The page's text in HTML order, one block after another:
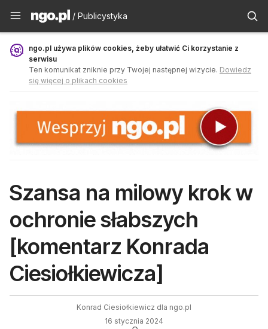
Publicystyka - ngo.pl
/ Publicystyka
ngo.pl używa plików cookies, żeby ułatwić Ci korzystanie z
serwisu
Ten komunikat zniknie przy Twojej następnej wizycie. Dowiedz
się więcej o plikach cookies
Szansa na milowy krok w
ochronie słabszych
[komentarz Konrada
Ciesiołkiewicza]
Konrad Ciesiołkiewicz dla ngo.pl
16 stycznia 2024